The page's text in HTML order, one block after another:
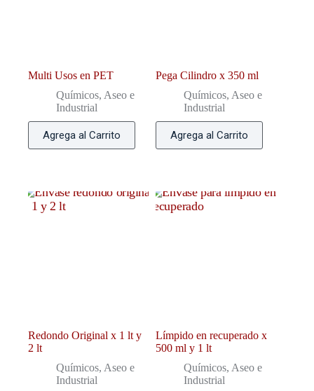
Multi Usos en PET
Químicos, Aseo e
Industrial
Agrega al Carrito
Pega Cilindro x 350 ml
Químicos, Aseo e
Industrial
Agrega al Carrito
Redondo Original x 1 lt y
2 lt
Químicos, Aseo e
Industrial
Límpido en recuperado x
500 ml y 1 lt
Químicos, Aseo e
Industrial